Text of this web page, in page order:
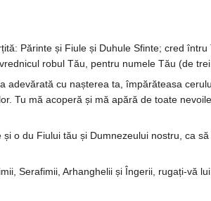
Părinte și Fiule și Du­­hule Sfinte; cred întru
robul Tău, pentru nu­mele Tău (de
cu naș­terea ta, îm­pă­ră­teasa
Tu mă aco­peră și mă apă­ră de toate
o du Fiului tău și Dum­ne­zeului nostru, ca
Serafimii, Ar­hanghe­lii și În­ge­rii, ru­gați-vă